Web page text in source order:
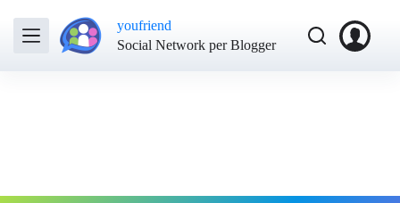
youfriend
Social Network per Blogger